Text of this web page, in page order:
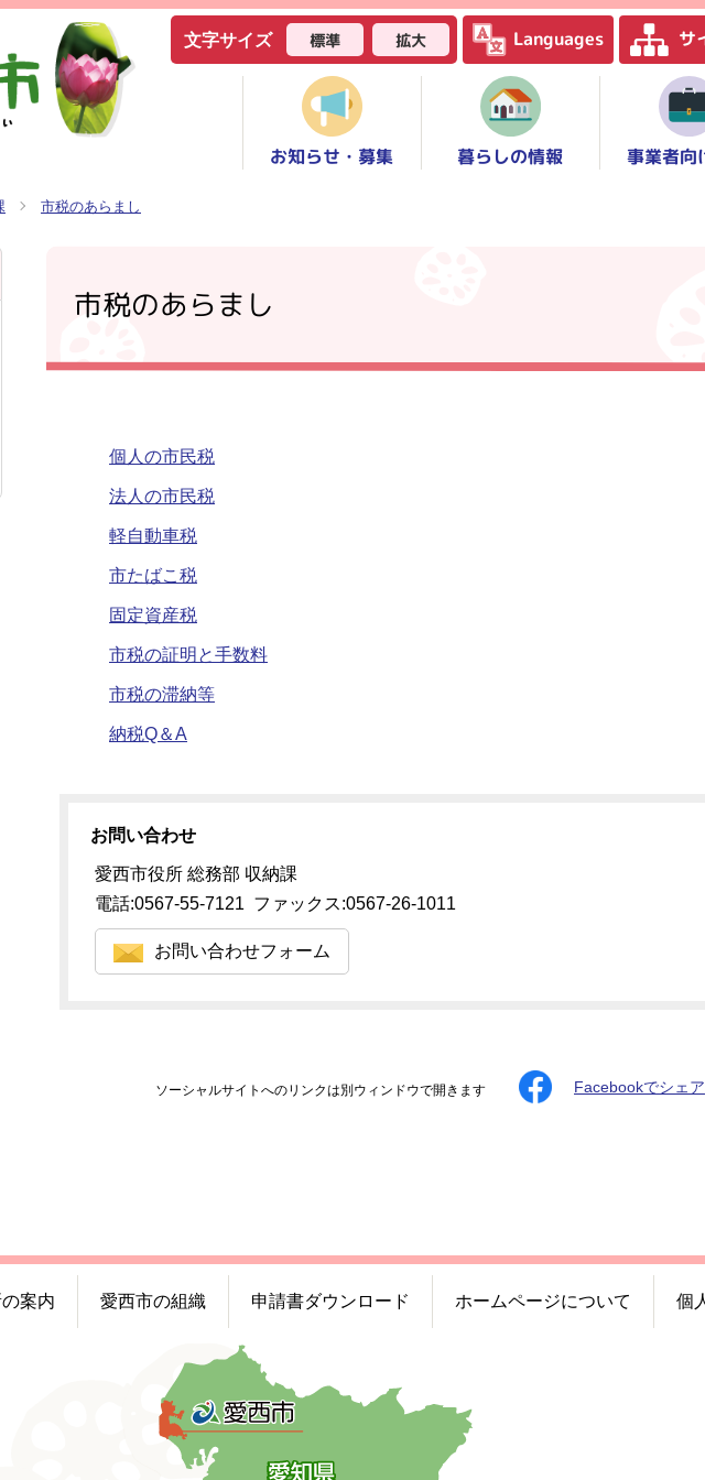
文字サイズ 標準 拡大 Languages サ
お知らせ・募集 暮らしの情報 事業者向
市税のあらまし
市税のあらまし
個人の市民税
法人の市民税
軽自動車税
市たばこ税
固定資産税
市税の証明と手数料
市税の滞納等
納税Q＆A
お問い合わせ
愛西市役所 総務部 収納課
電話:0567-55-7121 ファックス:0567-26-1011
お問い合わせフォーム
ソーシャルサイトへのリンクは別ウィンドウで開きます Facebookでシェア
案内 愛西市の組織 申請書ダウンロード ホームページについて 個